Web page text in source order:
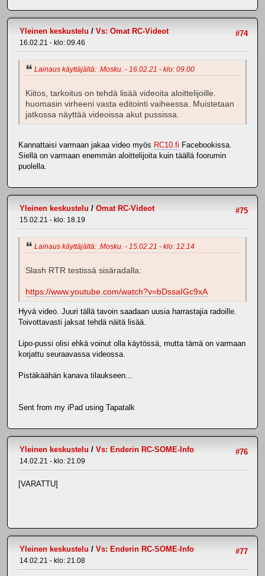
#74
Yleinen keskustelu / Vs: Omat RC-Videot
16.02.21 - klo: 09.46
Lainaus käyttäjältä: .Mosku. - 16.02.21 - klo: 09.00
Kiitos, tarkoitus on tehdä lisää videoita aloittelijoille.
huomasin virheeni vasta editointi vaiheessa. Muistetaan
jatkossa näyttää videoissa akut pussissa.
Kannattaisi varmaan jakaa video myös RC10.fi Facebookissa.
Siellä on varmaan enemmän aloittelijoita kuin täällä foorumin
puolella.
#75
Yleinen keskustelu / Omat RC-Videot
15.02.21 - klo: 18.19
Lainaus käyttäjältä: .Mosku. - 15.02.21 - klo: 12.14
Slash RTR testissä sisäradalla:
https://www.youtube.com/watch?v=bDssaIGc9xA
Hyvä video. Juuri tällä tavoin saadaan uusia harrastajia radoille.
Toivottavasti jaksat tehdä näitä lisää.
Lipo-pussi olisi ehkä voinut olla käytössä, mutta tämä on varmaan
korjattu seuraavassa videossa.
Pistäkäähän kanava tilaukseen...
Sent from my iPad using Tapatalk
#76
Yleinen keskustelu / Vs: Enderin RC-SOME-Info
14.02.21 - klo: 21.09
[VARATTU]
#77
Yleinen keskustelu / Vs: Enderin RC-SOME-Info
14.02.21 - klo: 21.08